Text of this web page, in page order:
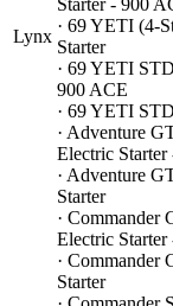
Lynx
· 69 YETI (4-
Starter
· 69 YETI
900 ACE
· 69 YETI
· Adventure
Electric
· Adventure
Starter
· Commander
Electric
· Commander
Starter